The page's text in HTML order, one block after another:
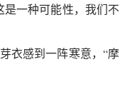
一种可能性，我们不
衣感到一阵寒意，“摩